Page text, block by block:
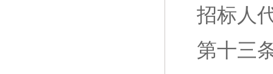
招标人
第十三